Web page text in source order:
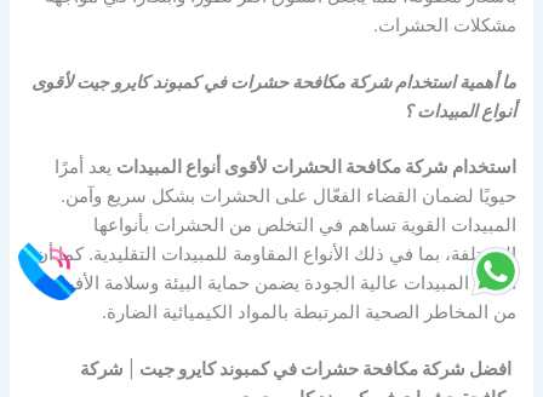
مشكلات الحشرات.
ما أهمية استخدام شركة مكافحة حشرات في كمبوند كايرو جيت لأقوى
أنواع المبيدات ؟
استخدام شركة مكافحة الحشرات لأقوى أنواع المبيدات يعد أمرًا
حيويًا لضمان القضاء الفعّال على الحشرات بشكل سريع وآمن.
المبيدات القوية تساهم في التخلص من الحشرات بأنواعها
المختلفة، بما في ذلك الأنواع المقاومة للمبيدات التقليدية. كما أن
اختيار المبيدات عالية الجودة يضمن حماية البيئة وسلامة الأفراد
من المخاطر الصحية المرتبطة بالمواد الكيميائية الضارة.
افضل شركة مكافحة حشرات في كمبوند كايرو جيت
شركة